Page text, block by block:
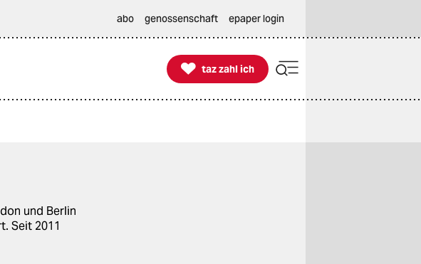
abo genossenschaft epaper login

taz zahl ich
taz zahl ich
und Berlin
Seit 2011